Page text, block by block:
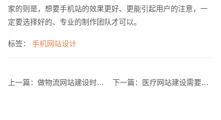
家的则是，想要手机站的效果更好、更能引起用户的注意，一
定要选择好的、专业的制作团队才可以。
标签： 手机网站设计
上一篇： 做物流网站建设时需要注意的事项有哪些 下一篇： 医疗网站建设需要注意哪些问题？